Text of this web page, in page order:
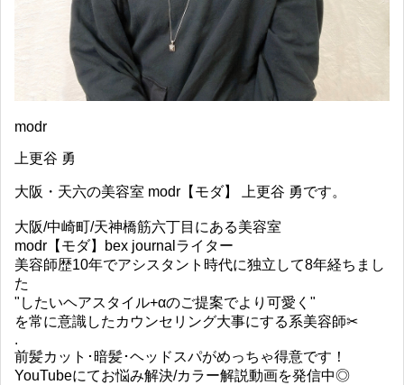
modr
上更谷 勇
大阪・天六の美容室 modr【モダ】 上更谷 勇です。
大阪/中崎町/天神橋筋六丁目にある美容室
modr【モダ】bex journalライター
美容師歴10年でアシスタント時代に独立して8年経ちまし
た
"したいヘアスタイル+αのご提案でより可愛く"
を常に意識したカウンセリング大事にする系美容師✂︎
.
前髪カット･暗髪･ヘッドスパがめっちゃ得意です！
YouTubeにてお悩み解決/カラー解説動画を発信中◎